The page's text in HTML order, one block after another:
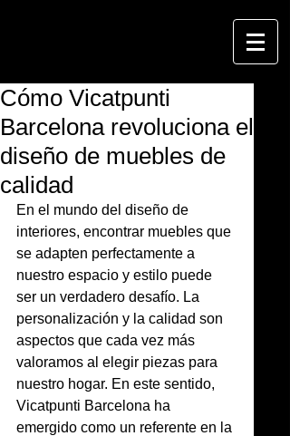
Cómo Vicatpunti
Barcelona revoluciona el
diseño de muebles de
calidad
En el mundo del diseño de
interiores, encontrar muebles que
se adapten perfectamente a
nuestro espacio y estilo puede
ser un verdadero desafío. La
personalización y la calidad son
aspectos que cada vez más
valoramos al elegir piezas para
nuestro hogar. En este sentido,
Vicatpunti Barcelona ha
emergido como un referente en la